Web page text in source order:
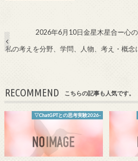
2026年6月10日金星木星合ー心
私の考えを分野、学問、人物、考え・概念
RECOMMEND こちらの記事も人気です。
▽ChatGPTとの思考実験2026-